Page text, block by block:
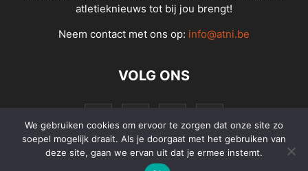
atletieknieuws tot bij jou brengt!
Neem contact met ons op: info@atni.be
VOLG ONS
We gebruiken cookies om ervoor te zorgen dat onze site zo
soepel mogelijk draait. Als je doorgaat met het gebruiken van
deze site, gaan we ervan uit dat je ermee instemt.